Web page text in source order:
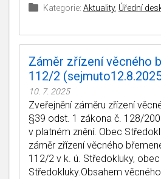
Kategorie: Aktuality, Úřední
Záměr zřízení věcného
112/2
10. 7. 2025
Zveřejnění záměru zřízení
§39 odst. 1 zákona č. 128/
v platném znění. Obec
záměr zřízení věcného
112/2 v k. ú. Středokluky, obec
Středokluky.Obsahem